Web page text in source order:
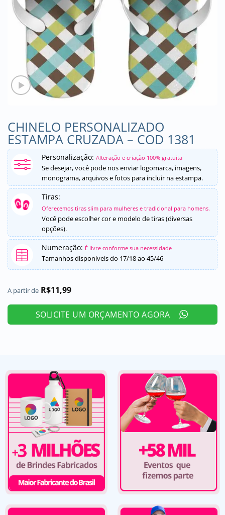
CHINELO PERSONALIZADO
ESTAMPA CRUZADA – COD 1381
Personalização: Alteração e criação 100% gratuita
Se desejar, você pode nos enviar logomarca, imagens,
monograma, arquivos e fotos para incluir na estampa.
Tiras:
Oferecemos tiras slim para mulheres e tradicional para homens.
Você pode escolher cor e modelo de tiras (diversas
opções).
Numeração: É livre conforme sua necessidade
Tamanhos disponíveis do 17/18 ao 45/46
A partir de R$11,99
SOLICITE UM ORÇAMENTO AGORA